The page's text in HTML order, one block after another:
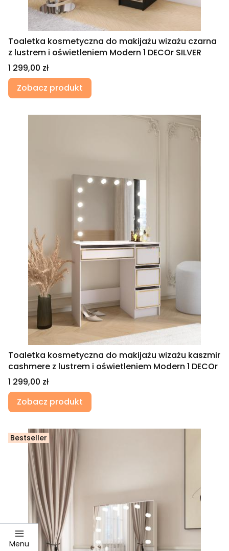
Toaletka kosmetyczna do makijażu wizażu czarna
z lustrem i oświetleniem Modern 1 DECOr SILVER
Cena
1 299,00 zł
Zobacz produkt
Toaletka kosmetyczna do makijażu wizażu kaszmir
cashmere z lustrem i oświetleniem Modern 1 DECOr
Cena
1 299,00 zł
Zobacz produkt
Bestseller
Menu